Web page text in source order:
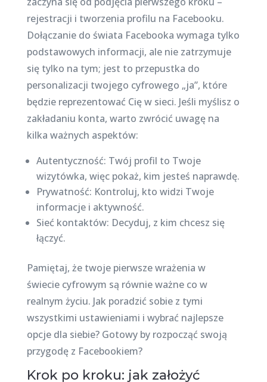
rejestracji i tworzenia profilu na Facebooku.
Dołączanie do świata Facebooka wymaga tylko
podstawowych informacji, ale nie zatrzymuje
się tylko na tym; jest to przepustka do
personalizacji twojego cyfrowego „ja”, które
będzie reprezentować Cię w sieci. Jeśli myślisz o
zakładaniu konta, warto zwrócić uwagę na
kilka ważnych aspektów:
Autentyczność: Twój profil to Twoje
wizytówka, więc pokaż, kim jesteś naprawdę.
Prywatność: Kontroluj, kto widzi Twoje
informacje i aktywność.
Sieć kontaktów: Decyduj, z kim chcesz się
łączyć.
Pamiętaj, że twoje pierwsze wrażenia w
świecie cyfrowym są równie ważne co w
realnym życiu. Jak poradzić sobie z tymi
wszystkimi ustawieniami i wybrać najlepsze
opcje dla siebie? Gotowy by rozpocząć swoją
przygodę z Facebookiem?
Krok po kroku: jak założyć